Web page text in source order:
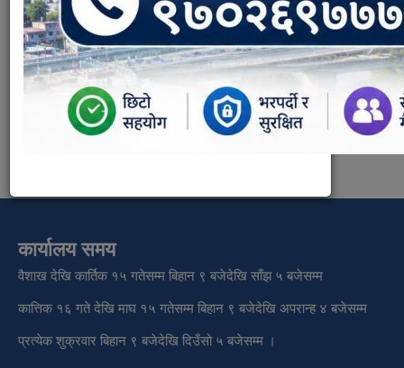
रसिद। नतिरेको भए तिर्नु बुझाउनु पर्ने
संस्था आफ्नै घरमा बस्ने भए सोको जग्गाधनी प्रमाण पूर्जा र
नक्सा पास प्रमाण पत्रको प्रतिलिपि
चालु आ.व. सम्मको मालपोत र घर जग्गा कर वा एकीकृत सम्पत्ति
कर तिरेको रसिद वा कर निर्धारण स्वीकृत भएको कागजात
कार्यालय समय
वैशाख देखि कार्तिक १५ गतेसम्म बिहान ९ बजेदेखि साँझ ५ बजेसम्म
कात्तिक १६ गते देखि माघ १५ गतेसम्म बिहान ९ बजेदेखि अपरान्ह ४ बजेसम्म
प्रत्येक शुक्रवार बिहान ९ बजेदेखि दिउँसो ५ बजेसम्म ।